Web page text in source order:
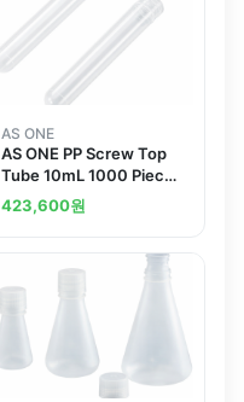
AS ONE
AS ONE PP Screw Top
Tube 10mL 1000 Pieces
PST10
423,600원